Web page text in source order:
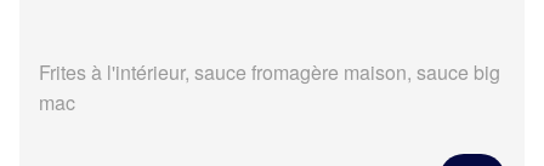
Frites à l'intérieur, sauce fromagère maison, sauce big
mac